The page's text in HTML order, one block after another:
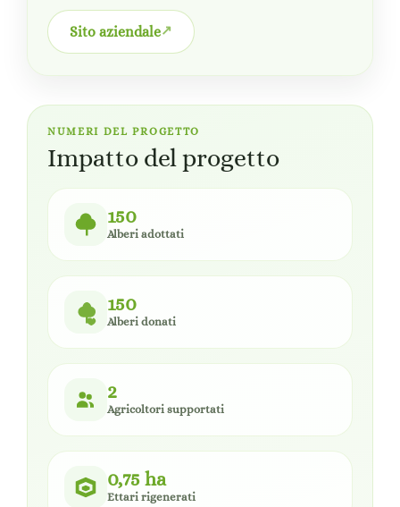
Sito aziendale
NUMERI DEL PROGETTO
Impatto del progetto
150
Alberi adottati
150
Alberi donati
2
Agricoltori supportati
0,75 ha
Ettari rigenerati